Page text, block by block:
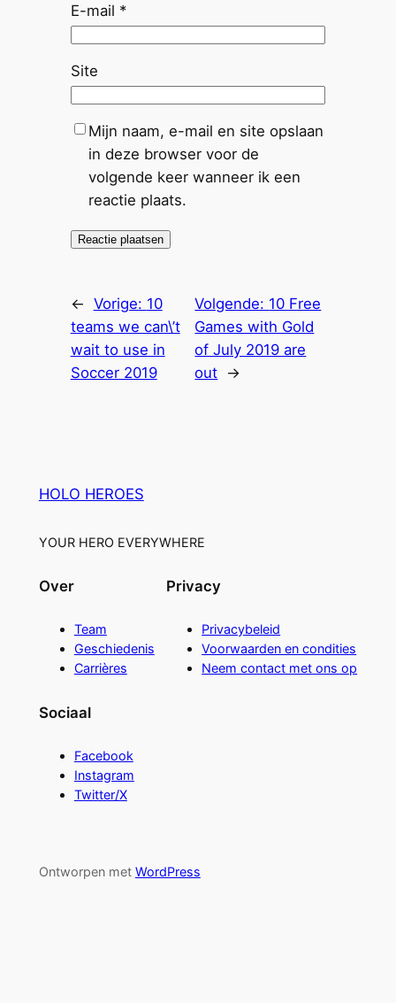
E-mail *
Site
Mijn naam, e-mail en site opslaan
in deze browser voor de
volgende keer wanneer ik een
reactie plaats.
← Vorige: 10
teams we can\’t
wait to use in
Soccer 2019
Volgende: 10 Free
Games with Gold
of July 2019 are
out →
HOLO HEROES
YOUR HERO EVERYWHERE
Over
Team
Geschiedenis
Carrières
Privacy
Privacybeleid
Voorwaarden en condities
Neem contact met ons op
Sociaal
Facebook
Instagram
Twitter/X
Ontworpen met WordPress